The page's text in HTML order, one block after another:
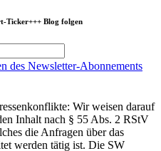
Ticker+++ Blog folgen
des Newsletter-Abonnements
Wir weisen darauf
Inhalt nach § 55 Abs. 2 RStV
die Anfragen über das
werden tätig ist. Die SW